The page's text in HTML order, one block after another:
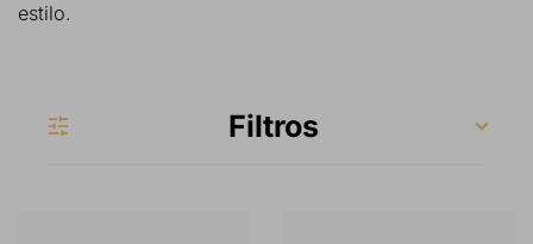
estilo.
Filtros